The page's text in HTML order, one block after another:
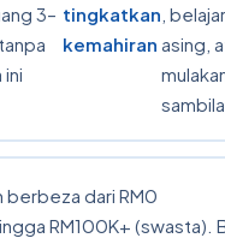
3–
ini
tingkatkan
kemahiran
,
asing,
berbeza dari RM0
RM100K+ (swasta).